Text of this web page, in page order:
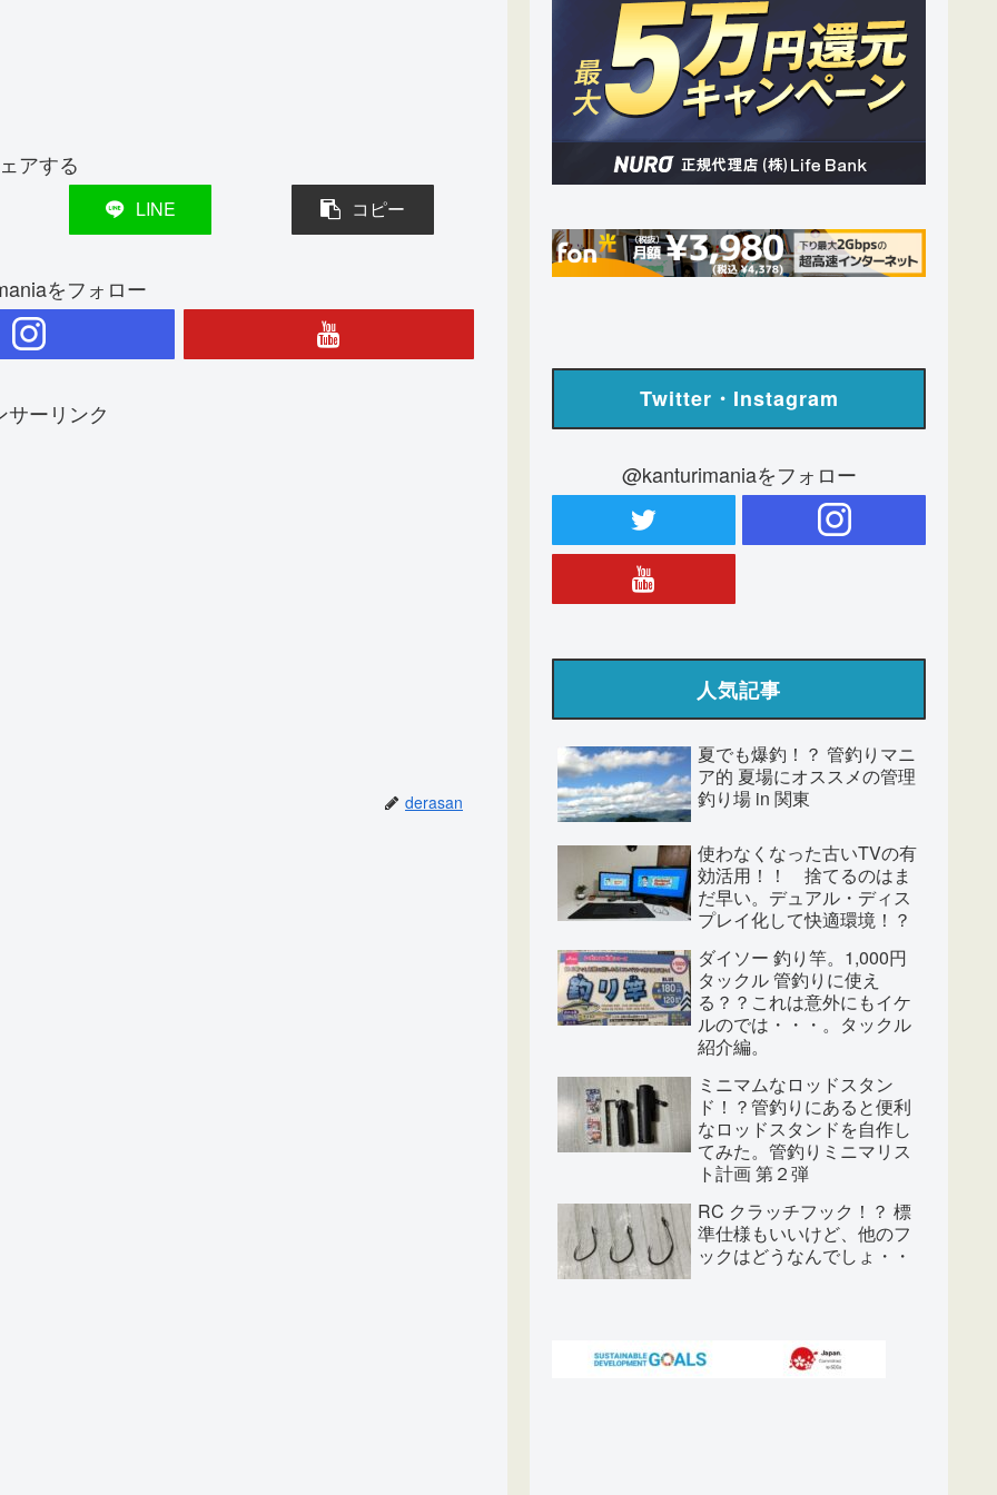
アする
LINE コピー
をフォロー
サーリンク
derasan
Twitter・Instagram
@kanturimaniaをフォロー
人気記事
夏でも爆釣！？ 管釣りマニ
ア的 夏場にオススメの管理
釣り場 in 関東
使わなくなった古いTVの有
効活用！！ 捨てるのはま
だ早い。デュアル・ディス
プレイ化して快適環境！？
ダイソー 釣り竿。1,000円
タックル 管釣りに使え
る？？これは意外にもイケ
ルのでは・・・。タックル
紹介編。
ミニマムなロッドスタン
ド！？管釣りにあると便利
なロッドスタンドを自作し
てみた。管釣りミニマリス
ト計画 第２弾
RC クラッチフック！？ 標
準仕様もいいけど、他のフ
ックはどうなんでしょ・・